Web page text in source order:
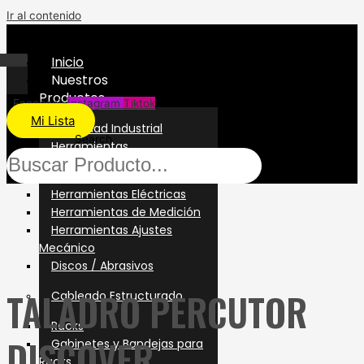
Ir al contenido
Inicio
Nuestros
Productos
Seguridad Industrial
Herramientas
Herramientas Manuales
Herramientas Eléctricas
Herramientas de Medición
Herramientas Ajustes
Mecánico
Discos / Abrasivos
Cableado Estructurado
Racks
Gabinetes y Bandejas para
Facebook Instagram Tiktok
Mi Lista
Search
TALADRO PERCUTOR